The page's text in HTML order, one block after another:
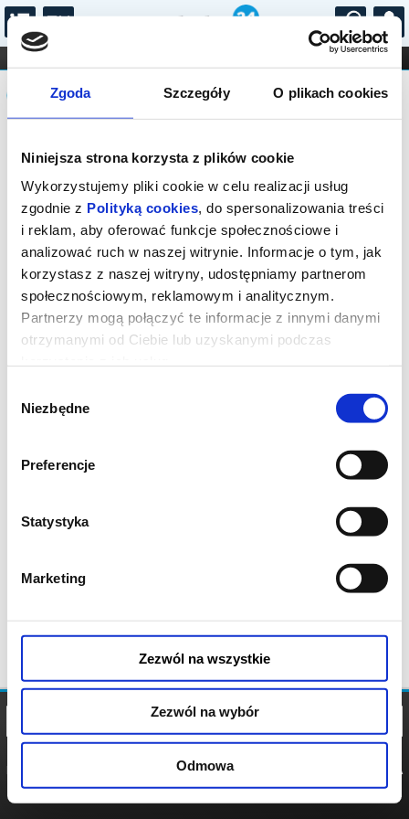
Zgoda Szczegóły O plikach cookies
Niniejsza strona korzysta z plików cookie
Wykorzystujemy pliki cookie w celu realizacji usług
zgodnie z Polityką cookies, do spersonalizowania treści
i reklam, aby oferować funkcje społecznościowe i
analizować ruch w naszej witrynie. Informacje o tym, jak
korzystasz z naszej witryny, udostępniamy partnerom
społecznościowym, reklamowym i analitycznym.
Partnerzy mogą połączyć te informacje z innymi danymi
otrzymanymi od Ciebie lub uzyskanymi podczas
zgody
Niezbędne
Preferencje
Statystyka
Marketing
Zezwól na wszystkie
Zezwól na wybór
Odmowa
...
FILHARMONIA OPERA I BALET
STAND-UP
DLA DZIECI
Komunikat
Sprzedaż on-line została zakończona,
sprawdź dostępność biletów w kasie.
POLITYKA
POLITYKA